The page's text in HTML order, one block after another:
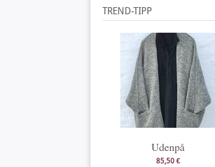
TREND-TIPP
Udenpå
85,50 €